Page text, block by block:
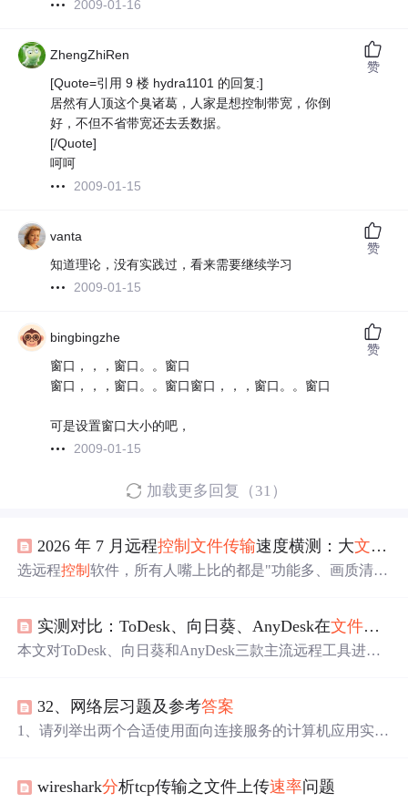
2009-01-16
ZhengZhiRen
[Quote=引用 9 楼 hydra1101 的回复:]
居然有人顶这个臭诸葛，人家是想控制带宽，你倒
好，不但不省带宽还去丢数据。
[/Quote]
呵呵
2009-01-15
赞
vanta
知道理论，没有实践过，看来需要继续学习
2009-01-15
赞
bingbingzhe
窗口，，，窗口。。窗口
窗口，，，窗口。。窗口窗口，，，窗口。。窗口
可是设置窗口大小的吧，
2009-01-15
赞
加载更多回复（31）
2026 年 7 月远程控制文件传输速度横测：大文件传输
选远程控制软件，所有人嘴上比的都是"功能多、画质清、
也只会骂骂咧咧换下一个。这篇我不搞那种大而全的横
评，我把三款软件放进同一个测试环境，从做了一轮延迟
实测对比：ToDesk、向日葵、AnyDesk在文件传输
本文对ToDesk、向日葵和AnyDesk三款主流远程工具进行
MB/s）和低延迟（13ms）方面表现突出，向日葵在功能全
面性和网络优化上具有优势，而AnyDesk则在跨平台连接
32、网络层习题及参考答案
1、请列举出两个合适使用面向连接服务的计算机应用实
wireshark分析tcp传输之文件上传速率问题